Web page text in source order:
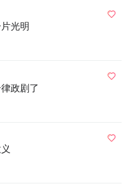
光明
政剧了